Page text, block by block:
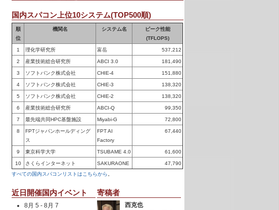
国内スパコン上位10システム(TOP500順)
順
位
機関名 システム名
ピーク性能
(TFLOPS)
1 理化学研究所 富岳 537,212
2 産業技術総合研究所 ABCI 3.0 181,490
3 ソフトバンク株式会社 CHIE-4 151,880
4 ソフトバンク株式会社 CHIE-3 138,320
5 ソフトバンク株式会社 CHIE-2 138,320
6 産業技術総合研究所 ABCI-Q 99,350
7 最先端共同HPC基盤施設 Miyabi-G 72,800
8
FPTジャパンホールディング
ス
FPT AI
Factory
67,440
9 東京科学大学 TSUBAME 4.0 61,600
10 さくらインターネット SAKURAONE
47,790
すべての国内スパコンリストはこちらから
近日開催国内イベント
8月 5 -8月 7
寄稿者
西克也